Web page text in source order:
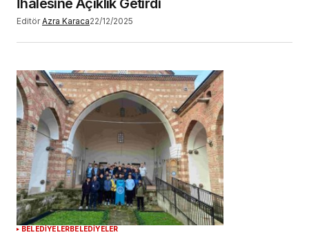
İhalesine Açıklık Getirdi
Editör Azra Karaca22/12/2025
BELEDİYELERBELEDİYELER